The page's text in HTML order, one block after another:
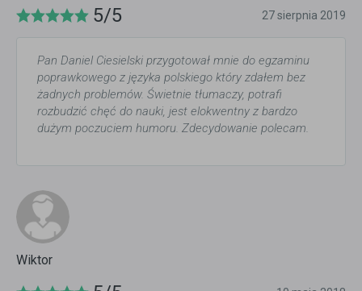
5/5 27 sierpnia 2019
Pan Daniel Ciesielski przygotował mnie do egzaminu
poprawkowego z języka polskiego który zdałem bez
żadnych problemów. Świetnie tłumaczy, potrafi
rozbudzić chęć do nauki, jest elokwentny z bardzo
dużym poczuciem humoru. Zdecydowanie polecam.
Wiktor